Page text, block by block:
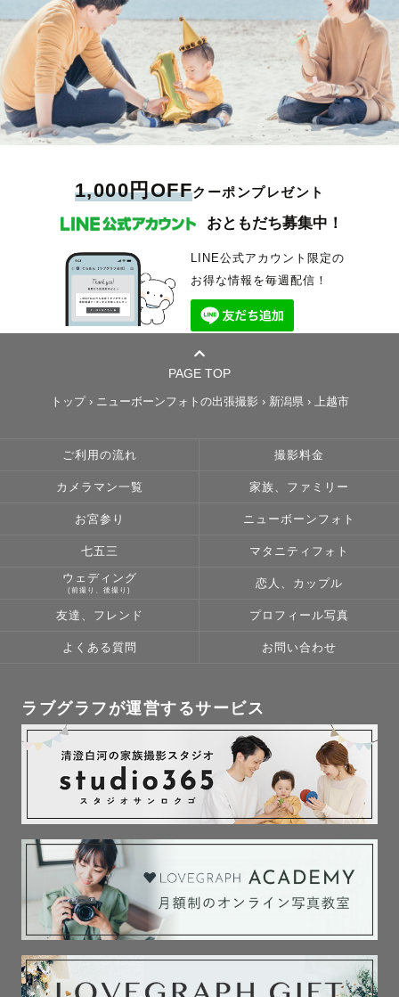
1,000円OFFクーポンプレゼント
おともだち募集中！
LINE公式アカウント限定の
お得な情報を毎週配信！
PAGE TOP
トップ› ニューボーンフォトの出張撮影 › 新潟県 › 上越市
ご利用の流れ 撮影料金
カメラマン一覧 家族、ファミリー
お宮参り ニューボーンフォト
七五三 マタニティフォト
ウェディング
(前撮り、後撮り)
恋人、カップル
友達、フレンド プロフィール写真
よくある質問 お問い合わせ
ラブグラフが運営するサービス